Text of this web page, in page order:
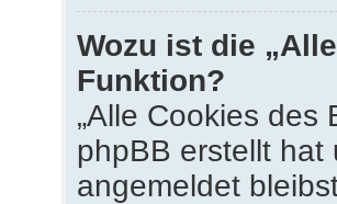
Wozu ist die
Funktion?
„Alle Cookies des
phpBB erstellt hat
angemeldet